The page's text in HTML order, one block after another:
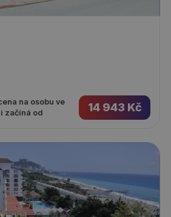
na osobu ve
začíná od
14 943 Kč